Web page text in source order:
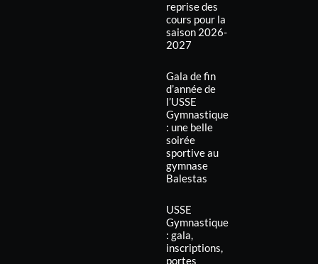
reprise des
cours pour la
saison 2026-
2027
Gala de fin
d’année de
l’USSE
Gymnastique
: une belle
soirée
sportive au
gymnase
Balestas
USSE
Gymnastique
: gala,
inscriptions,
portes